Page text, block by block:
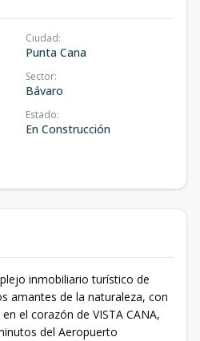
Ciudad:
Punta Cana
Sector:
Bávaro
Estado:
En Construcción
inmobiliario turístico de
amantes de la naturaleza, con
el corazón de VISTA CANA,
del Aeropuerto